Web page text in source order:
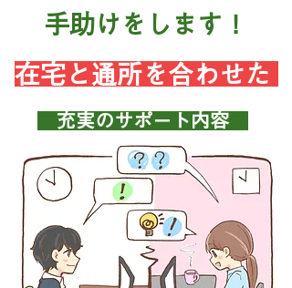
手助けをします！
​在宅と通所を合わせた
​ 充実のサポート内容